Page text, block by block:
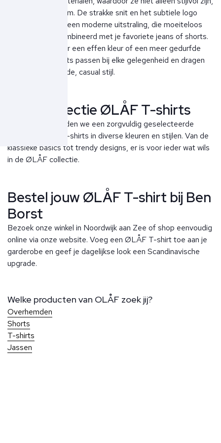
maar ook duurzaam. De strakke snit en het subtiele logo
geven elk T-shirt een moderne uitstraling, die moeiteloos
kan worden gecombineerd met je favoriete jeans of shorts.
Of je nu kiest voor een effen kleur of een meer gedurfde
tint, ØLÅF T-shirts passen bij elke gelegenheid en dragen
bij aan een verfijnde, casual stijl.
Onze collectie ØLÅF T-shirts
Bij Ben Borst bieden we een zorgvuldig geselecteerde
collectie ØLÅF T-shirts in diverse kleuren en stijlen. Van de
klassieke basics tot trendy designs, er is voor ieder wat wils
in de ØLÅF collectie.
Bestel jouw ØLÅF T-shirt bij Ben
Borst
Bezoek onze winkel in Noordwijk aan Zee of shop eenvoudig
online via onze website. Voeg een ØLÅF T-shirt toe aan je
garderobe en geef je dagelijkse look een Scandinavische
upgrade.
Welke producten van OLÅF zoek jij?
Overhemden
Shorts
T-shirts
Jassen